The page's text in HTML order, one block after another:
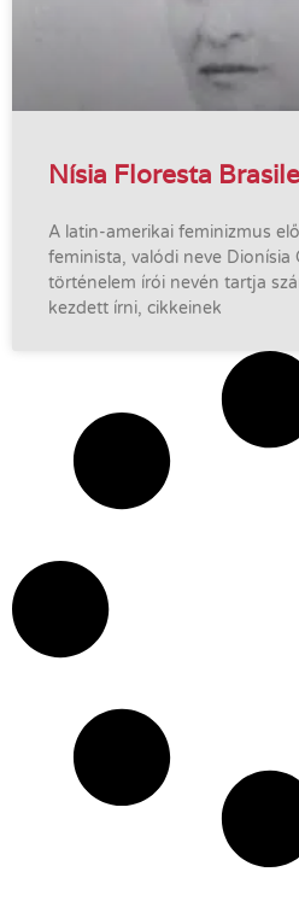
Nísia Floresta
A latin-amerikai feminizmus
feminista, valódi neve Dionísia
történelem írói nevén tartja
kezdett írni, cikkeinek